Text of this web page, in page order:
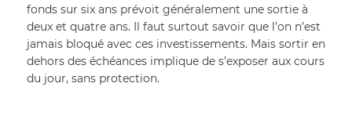
fonds sur six ans prévoit généralement une sortie à
deux et quatre ans. Il faut surtout savoir que l’on n’est
jamais bloqué avec ces investissements. Mais sortir en
dehors des échéances implique de s’exposer aux cours
du jour, sans protection.